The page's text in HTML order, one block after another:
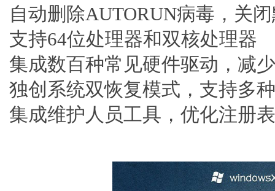
自动删除AUTORUN病毒，关
支持64位处理器和双核处理器
集成数百种常见硬件驱动，减
独创系统双恢复模式，支持多
集成维护人员工具，优化注册